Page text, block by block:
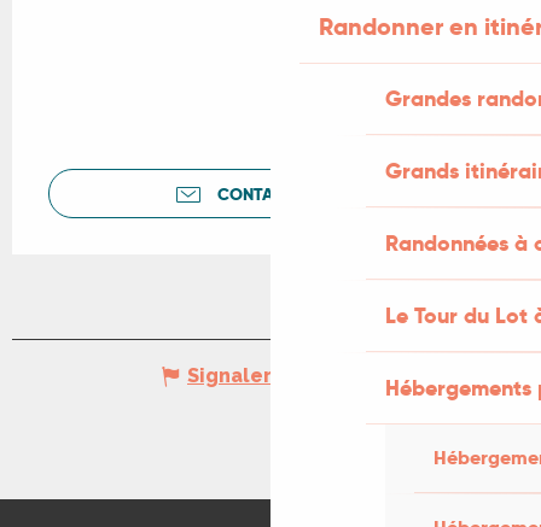
Randonner en
Grandes
Grands
Randonnées
Le Tour du Lot
CONTACTEZ-NOUS
Signaler une erreur